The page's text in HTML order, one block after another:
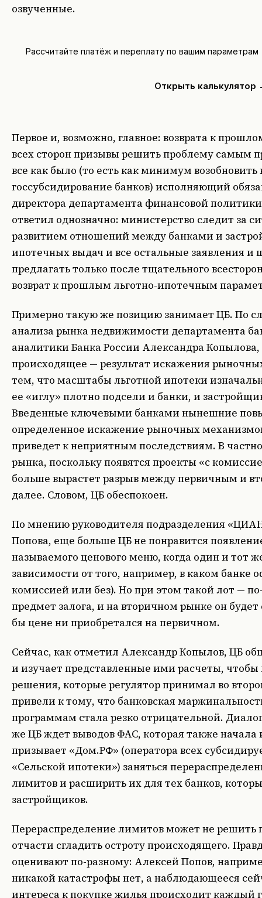
озвученные.
Рассчитайте платёж и переплату по вашим параметрам
Открыть калькулятор
Первое и, возможно, главное: возврата к
всех сторон призывы решить проблему самым
все как было (то есть как минимум
госсубсидирование банков) исполняющий
директора департамента финансовой
ответил однозначно: министерство следит за
развитием отношений между банками и
ипотечных выдач и все остальные заявления и
предлагать только после тщательного
возврат к прошлым льготно-ипотечным
Примерно такую же позицию занимает ЦБ. По
анализа рынка недвижимости департамента
аналитики Банка России Александра Копылова,
происходящее — результат искажения
тем, что масштабы льготной ипотеки
ее «иглу» плотно подсели и банки, и
Введенные ключевыми банками нынешние
определенное искажение рыночных
приведет к неприятным последствиям. В
рынка, поскольку появятся проекты «с
больше вырастет разрыв между первичным и
далее. Словом, ЦБ обеспокоен.
По мнению руководителя подразделения
Попова, еще больше ЦБ не понравится
называемого ценового меню, когда один и тот
зависимости от того, например, в каком банке
комиссией или без). Но при этом такой лот —
предмет залога, и на вторичном рынке он
бы цене ни приобретался на первичном.
Сейчас, как отметил Александр Копылов, ЦБ
и изучает представленные ими расчеты, чтобы
решения, которые регулятор принимал во
привели к тому, что банковская
программам стала резко отрицательной.
же ЦБ ждет выводов ФАС, которая также начала
призывает «Дом.РФ» (оператора всех
«Сельской ипотеки») заняться
лимитов и расширить их для тех банков,
застройщиков.
Перераспределение лимитов может не решить
отчасти сгладить остроту происходящего.
оценивают по-разному: Алексей Попов,
никакой катастрофы нет, а наблюдающееся
интереса к покупке жилья происходит каждый